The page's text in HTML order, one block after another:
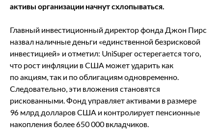
активы организации начнут схлопываться.
Главный инвестиционный директор фонда Джон Пирс
назвал наличные деньги «единственной безрисковой
инвестицией» и отметил: UniSuper остерегается того,
что рост инфляции в США может ударить как
по акциям, так и по облигациям одновременно.
Следовательно, эти вложения становятся
рискованными. Фонд управляет активами в размере
96 млрд долларов США и контролирует пенсионные
накопления более 650 000 вкладчиков.